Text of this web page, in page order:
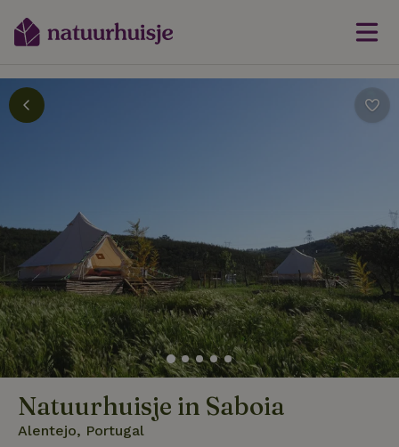
Natuurhuisje in Saboia
Alentejo, Portugal